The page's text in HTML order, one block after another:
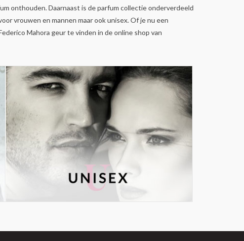
onthouden. Daarnaast is de parfum collectie onderverdeeld
vrouwen en mannen maar ook unisex. Of je nu een
Mahora geur te vinden in de online shop van